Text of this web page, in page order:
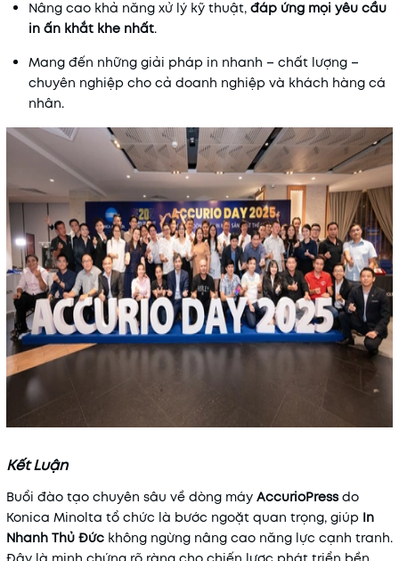
Nâng cao khả năng xử lý kỹ thuật, đáp ứng mọi yêu cầu
in ấn khắt khe nhất.
Mang đến những giải pháp in nhanh – chất lượng –
chuyên nghiệp cho cả doanh nghiệp và khách hàng cá
nhân.
Kết Luận
Buổi đào tạo chuyên sâu về dòng máy AccurioPress do
Konica Minolta tổ chức là bước ngoặt quan trọng, giúp In
Nhanh Thủ Đức không ngừng nâng cao năng lực cạnh tranh.